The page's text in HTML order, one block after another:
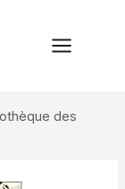
des